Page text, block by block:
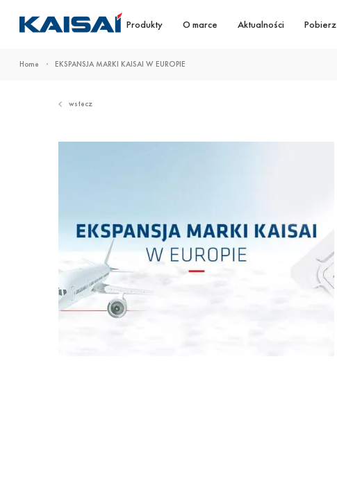
Produkty O marce Aktualności Pobierz
Home EKSPANSJA MARKI KAISAI W EUROPIE
wstecz